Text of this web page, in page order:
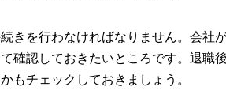
きを行わなければなりません。会社
確認しておきたいところです。退職後
もチェックしておきましょう。